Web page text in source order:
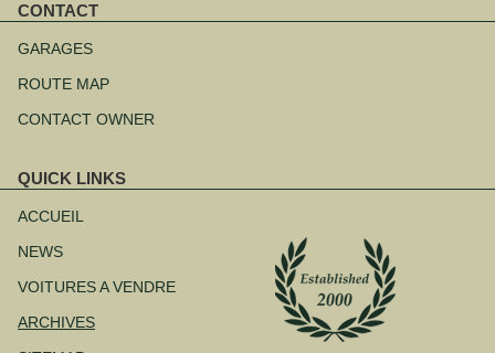
CONTACT
au
GARAGES
ROUTE MAP
CONTACT OWNER
QUICK LINKS
au
ACCUEIL
NEWS
VOITURES A VENDRE
ARCHIVES